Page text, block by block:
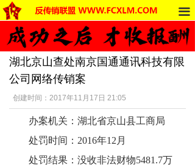
끀
首页
法律法规
反传销动态
受害者讲述
反传销杂谈
湖北京山查处南京国通通讯科技有限
公司网络传销案
创建时间： 2017年11月17日 21:05
办案机关：湖北省京山县工商局
处罚时间：2016年12月
处罚结果：没收非法财物5481.7万